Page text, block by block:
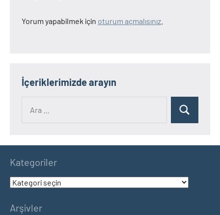
Yorum yapabilmek için oturum açmalısınız
İçeriklerimizde arayın
Ara
Kategoriler
Kategoriler
Arşivler